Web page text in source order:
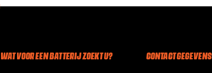
WAT VOOR EEN BATTERIJ ZOEKT U? CONTACT GEGEVENS